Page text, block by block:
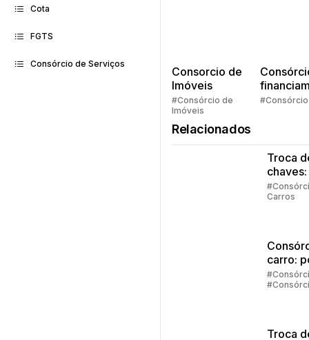
Cota
FGTS
Consórcio de Serviços
Consorcio de
Imóveis
#Consórcio de
Imóveis
Quem
#Consórcio
Relacionados
Troca
regras
Carros
carro:
vale a
Troca